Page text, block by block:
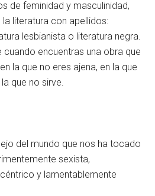
de feminidad y masculinidad,
literatura con apellidos:
lesbianista o literatura negra.
cuando encuentras una obra que
la que no eres ajena, en la que
que no sirve.
del mundo que nos ha tocado
sexista,
y lamentablemente